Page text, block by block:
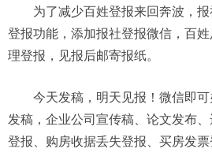
为了减少百姓登报来回奔波，
登报功能，添加报社登报微信，百
理登报，见报后邮寄报纸。
今天发稿，明天见报！微信即
发稿，企业公司宣传稿、论文发布
登报、购房收据丢失登报、买房发票